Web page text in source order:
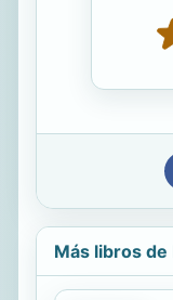
Más libros de